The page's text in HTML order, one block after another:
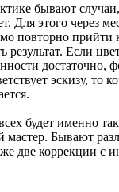
бывают
Для этого через
повторно прийти
результат. Если
достаточно,
эскизу, то
будет именно
Бывают
две коррекции с